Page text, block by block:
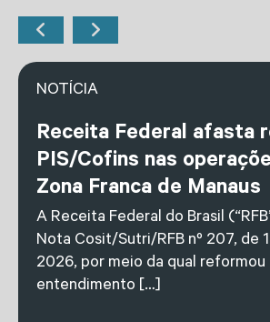
NOTÍCIA
Receita Federal afasta
PIS/Cofins nas
Zona Franca de Manaus
A Receita Federal do Brasil
Nota Cosit/Sutri/RFB nº 207, de
2026, por meio da qual reformou
entendimento […]